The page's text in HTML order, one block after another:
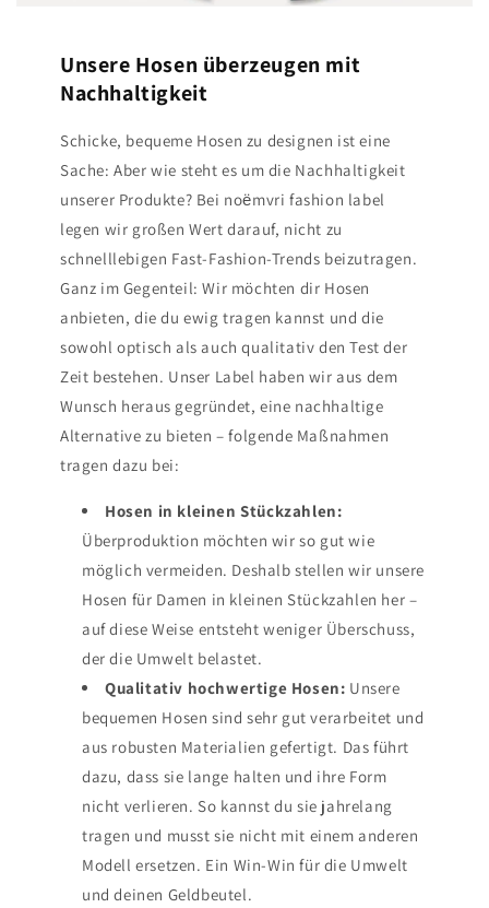
Unsere Hosen überzeugen mit
Nachhaltigkeit
Schicke, bequeme Hosen zu designen ist eine
Sache: Aber wie steht es um die Nachhaltigkeit
unserer Produkte? Bei noёmvri fashion label
legen wir großen Wert darauf, nicht zu
schnelllebigen Fast-Fashion-Trends beizutragen.
Ganz im Gegenteil: Wir möchten dir Hosen
anbieten, die du ewig tragen kannst und die
sowohl optisch als auch qualitativ den Test der
Zeit bestehen. Unser Label haben wir aus dem
Wunsch heraus gegründet, eine nachhaltige
Alternative zu bieten – folgende Maßnahmen
tragen dazu bei:
Hosen in kleinen Stückzahlen:
Überproduktion möchten wir so gut wie
möglich vermeiden. Deshalb stellen wir unsere
Hosen für Damen in kleinen Stückzahlen her –
auf diese Weise entsteht weniger Überschuss,
der die Umwelt belastet.
Qualitativ hochwertige Hosen: Unsere
bequemen Hosen sind sehr gut verarbeitet und
aus robusten Materialien gefertigt. Das führt
dazu, dass sie lange halten und ihre Form
nicht verlieren. So kannst du sie jahrelang
tragen und musst sie nicht mit einem anderen
Modell ersetzen. Ein Win-Win für die Umwelt
und deinen Geldbeutel.